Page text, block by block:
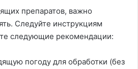
препаратов, важно
Следуйте инструкциям
следующие рекомендации:
погоду для обработки (без